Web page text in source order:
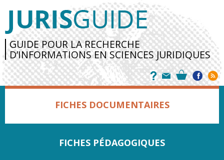
GUIDE POUR LA RECHERCHE
D’INFORMATIONS EN SCIENCES JURIDIQUES
FICHES DOCUMENTAIRES
FICHES PÉDAGOGIQUES